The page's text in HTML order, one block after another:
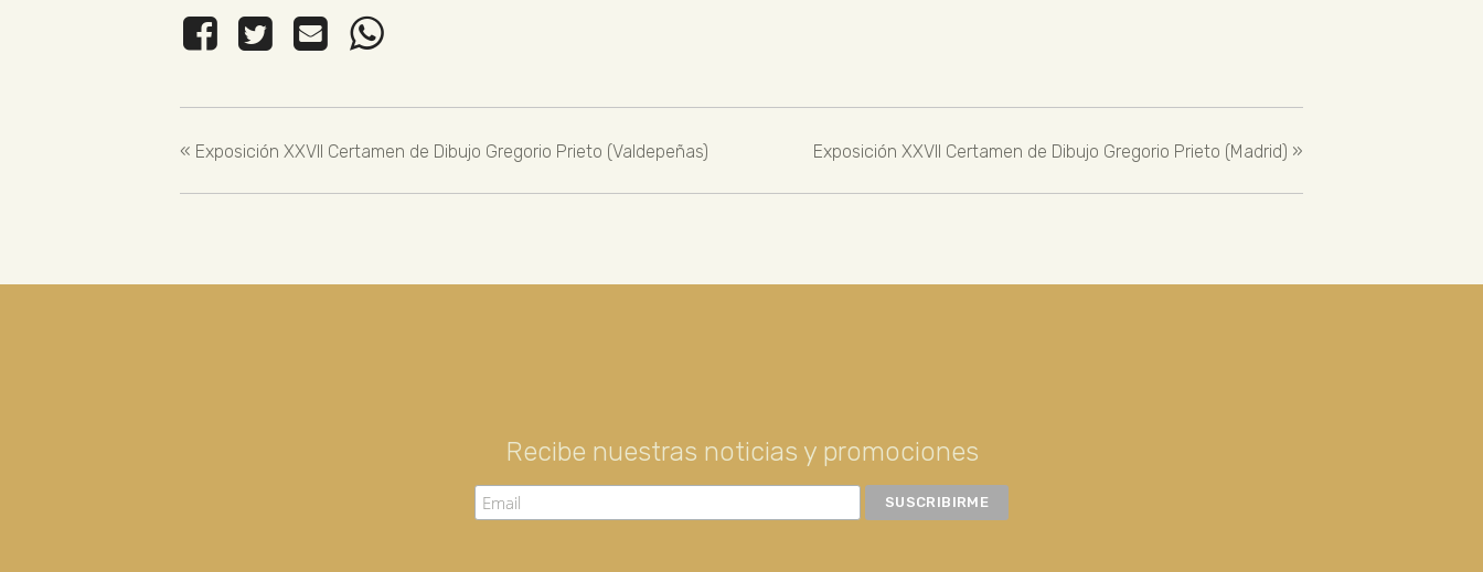
« Exposición XXVII Certamen de Dibujo Gregorio Prieto (Valdepeñas) Exposición XXVII Certamen de Dibujo Gregorio Prieto (Madrid) »
Recibe nuestras noticias y promociones